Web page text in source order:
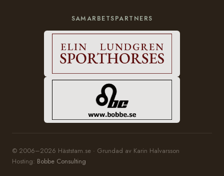
SAMARBETSPARTNERS
© 2006–2026 Häststam.se · Grundad av Karin Halvarsson
Hosting: Bobbe Consulting